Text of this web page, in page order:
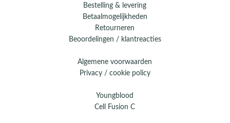
Bestelling & levering
Betaalmogelijkheden
Retourneren
Beoordelingen / klantreacties
Algemene voorwaarden
Privacy / cookie policy
Youngblood
Cell Fusion C